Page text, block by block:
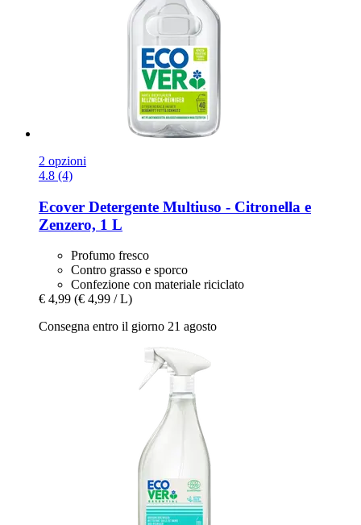
2 opzioni
4.8 (4)
Ecover Detergente Multiuso -​ Citronella e
Zenzero, 1 L
Profumo fresco
Contro grasso e sporco
Confezione con materiale riciclato
€ 4,99 (€ 4,99 / L)
Consegna entro il giorno 21 agosto